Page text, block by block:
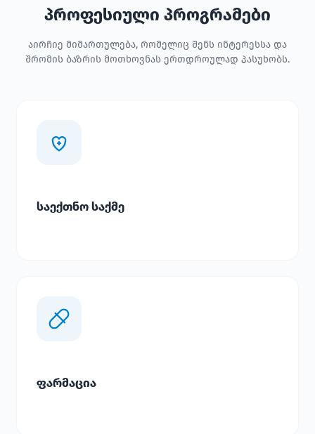
პროფესიული პროგრამები
აირჩიე მიმართულება, რომელიც შენს ინტერესსა და
შრომის ბაზრის მოთხოვნას ერთდროულად პასუხობს.
საექთნო საქმე
ფარმაცია